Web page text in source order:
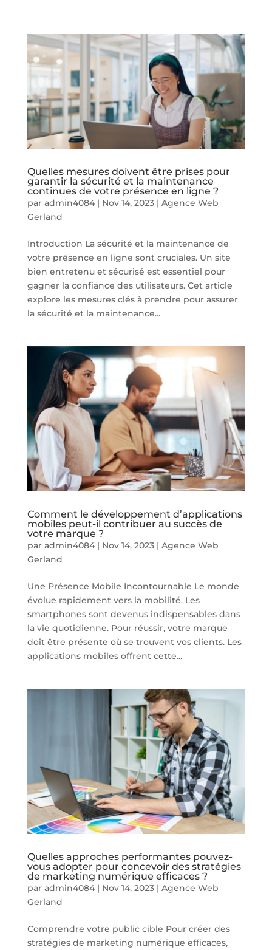
Quelles mesures doivent être prises pour
garantir la sécurité et la maintenance
continues de votre présence en ligne ?
par admin4084| Nov 14, 2023| Agence Web
Gerland
Introduction La sécurité et la maintenance de
votre présence en ligne sont cruciales. Un site
bien entretenu et sécurisé est essentiel pour
gagner la confiance des utilisateurs. Cet article
explore les mesures clés à prendre pour assurer
la sécurité et la maintenance...
Comment le développement d’applications
mobiles peut-il contribuer au succès de
votre marque ?
par admin4084| Nov 14, 2023| Agence Web
Gerland
Une Présence Mobile Incontournable Le monde
évolue rapidement vers la mobilité. Les
smartphones sont devenus indispensables dans
la vie quotidienne. Pour réussir, votre marque
doit être présente où se trouvent vos clients. Les
applications mobiles offrent cette...
Quelles approches performantes pouvez-
vous adopter pour concevoir des stratégies
de marketing numérique efficaces ?
par admin4084| Nov 14, 2023| Agence Web
Gerland
Comprendre votre public cible Pour créer des
stratégies de marketing numérique efficaces,